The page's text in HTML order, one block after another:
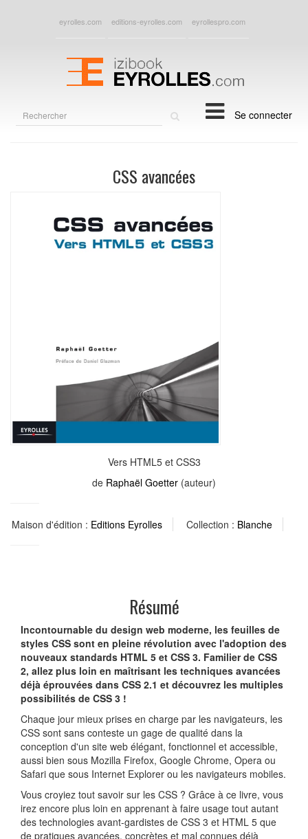
eyrolles.com editions-eyrolles.com eyrollespro.com
Se connecter
CSS avancées
Vers HTML5 et CSS3
de Raphaël Goetter (auteur)
Maison d'édition : Editions Eyrolles Collection : Blanche
Résumé
Incontournable du design web moderne, les feuilles de
styles CSS sont en pleine révolution avec l'adoption des
nouveaux standards HTML 5 et CSS 3. Familier de CSS
2, allez plus loin en maîtrisant les techniques avancées
déjà éprouvées dans CSS 2.1 et découvrez les multiples
possibilités de CSS 3 !
Chaque jour mieux prises en charge par les navigateurs, les
CSS sont sans conteste un gage de qualité dans la
conception d'un site web élégant, fonctionnel et accessible,
aussi bien sous Mozilla Firefox, Google Chrome, Opera ou
Safari que sous Internet Explorer ou les navigateurs mobiles.
Vous croyiez tout savoir sur les CSS ? Grâce à ce livre, vous
irez encore plus loin en apprenant à faire usage tout autant
des technologies avant-gardistes de CSS 3 et HTML 5 que
de pratiques avancées, concrètes et mal connues déjà